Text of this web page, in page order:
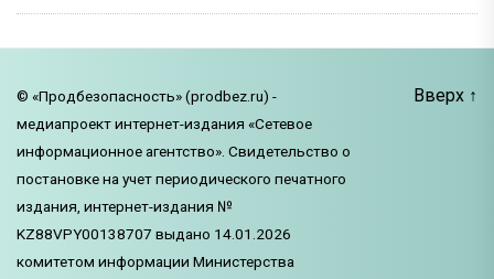
© «Продбезопасность» (prodbez.ru) -
медиапроект интернет-издания «Сетевое
информационное агентство». Свидетельство о
постановке на учет периодического печатного
издания, интернет-издания №
KZ88VPY00138707 выдано 14.01.2026
комитетом информации Министерства
Вверх ↑